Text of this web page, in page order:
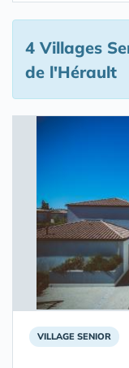
4 Villages
de l'Hérault
VILLAGE SENIOR